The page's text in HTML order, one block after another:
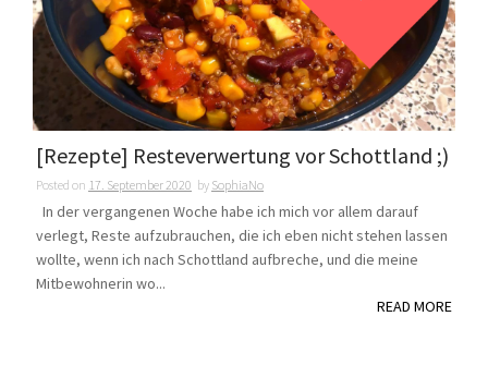
[Rezepte] Resteverwertung vor Schottland ;)
Posted on 17. September 2020 by SophiaNo
In der vergangenen Woche habe ich mich vor allem darauf
verlegt, Reste aufzubrauchen, die ich eben nicht stehen lassen
wollte, wenn ich nach Schottland aufbreche, und die meine
Mitbewohnerin wo...
READ MORE